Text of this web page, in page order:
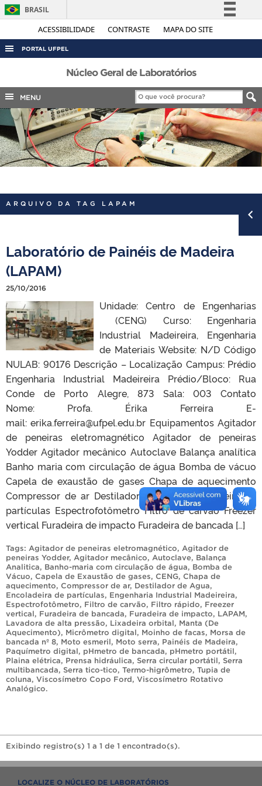
ACESSIBILIDADE CONTRASTE MAPA DO SITE
BRASIL
Simplifique!
Legislação
Canais
PORTAL UFPEL
ACESSO À INFORMAÇÃO
AUDITORIA
COBALTO
CONCURSOS
EDITAIS
INTERNACIONAL
PORTARIAS
Núcleo Geral de Laboratórios
MENU
ARQUIVO DA TAG LAPAM
Laboratório de Painéis de Madeira
(LAPAM)
25/10/2016
Unidade: Centro de Engenharias
(CENG) Curso: Engenharia
Industrial Madeireira, Engenharia
de Materiais Website: N/D Código
NULAB: 90176 Descrição – Localização Campus: Prédio
Engenharia Industrial Madeireira Prédio/Bloco: Rua
Conde de Porto Alegre, 873 Sala: 003 Contato
Nome: Profa. Érika Ferreira E-
mail: erika.ferreira@ufpel.edu.br Equipamentos Agitador
de peneiras eletromagnético Agitador de peneiras
Yodder Agitador mecânico Autoclave Balança analítica
Banho maria com circulação de água Bomba de vácuo
Capela de exaustão de gases Chapa de aquecimento
Compressor de ar Destilador de água Encoladeira de
partículas Espectrofotômetro Filtro de carvão Freezer
vertical Furadeira de impacto Furadeira de bancada […]
Tags: Agitador de peneiras eletromagnético, Agitador de
peneiras Yodder, Agitador mecânico, Autoclave, Balança
Analitica, Banho-maria com circulação de água, Bomba de
Vácuo, Capela de Exaustão de gases, CENG, Chapa de
aquecimento, Compressor de ar, Destilador de Agua,
Encoladeira de partículas, Engenharia Industrial Madeireira,
Espectrofotômetro, Filtro de carvão, Filtro rápido, Freezer
vertical, Furadeira de bancada, Furadeira de impacto, LAPAM,
Lavadora de alta pressão, Lixadeira orbital, Manta (De
Aquecimento), Micrômetro digital, Moinho de facas, Morsa de
bancada nº 8, Moto esmeril, Moto serra, Painéis de Madeira,
Paquímetro digital, pHmetro de bancada, pHmetro portátil,
Plaina elétrica, Prensa hidráulica, Serra circular portátil, Serra
multibancada, Serra tico-tico, Termo-higrômetro, Tupia de
coluna, Viscosímetro Copo Ford, Viscosímetro Rotativo
Analógico.
Exibindo registro(s) 1 a 1 de 1 encontrado(s).
LOCALIZE O NÚCLEO DE LABORATÓRIOS